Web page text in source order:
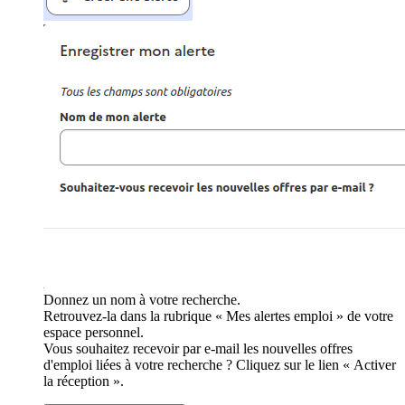
Donnez un nom à votre recherche.
Retrouvez-la dans la rubrique « Mes alertes emploi » de votre
espace personnel.
Vous souhaitez recevoir par e-mail les nouvelles offres
d'emploi liées à votre recherche ? Cliquez sur le lien « Activer
la réception ».